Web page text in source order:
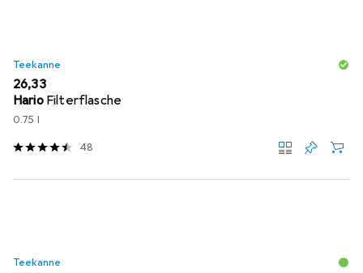
Teekanne
EUR
26,33
Hario Filterflasche
0.75 l
48
Teekanne